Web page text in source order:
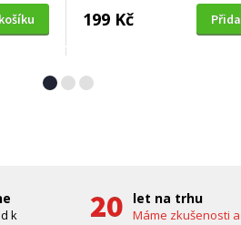
199 Kč
Extol Craft (99130),
k
let na trhu
Máme zkušenosti